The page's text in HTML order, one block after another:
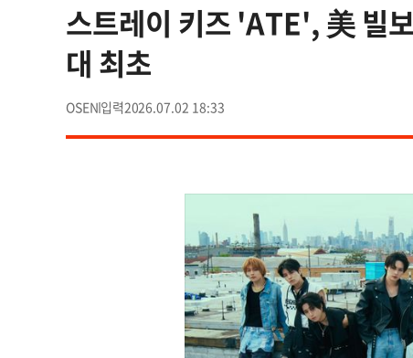
스트레이 키즈 'ATE', 美 빌
대 최초
OSEN 2026.07.02 18:33